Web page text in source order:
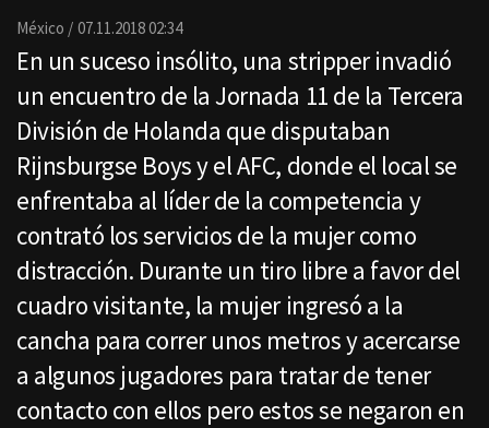
México 07.11.2018 02:34
En un suceso insólito, una stripper invadió
un encuentro de la Jornada 11 de la Tercera
División de Holanda que disputaban
Rijnsburgse Boys y el AFC, donde el local se
enfrentaba al líder de la competencia y
contrató los servicios de la mujer como
distracción. Durante un tiro libre a favor del
cuadro visitante, la mujer ingresó a la
cancha para correr unos metros y acercarse
a algunos jugadores para tratar de tener
contacto con ellos pero estos se negaron en